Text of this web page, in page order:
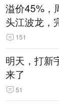
溢价45%，
头江波龙，
386.6元，
151
明天，打新
来了
51